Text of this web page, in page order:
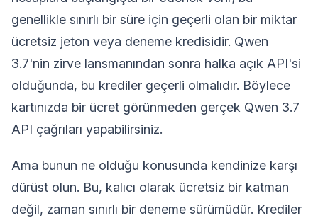
genellikle sınırlı bir süre için geçerli olan bir miktar
ücretsiz jeton veya deneme kredisidir. Qwen
3.7'nin zirve lansmanından sonra halka açık API'si
olduğunda, bu krediler geçerli olmalıdır. Böylece
kartınızda bir ücret görünmeden gerçek Qwen 3.7
API çağrıları yapabilirsiniz.
Ama bunun ne olduğu konusunda kendinize karşı
dürüst olun. Bu, kalıcı olarak ücretsiz bir katman
değil, zaman sınırlı bir deneme sürümüdür. Krediler